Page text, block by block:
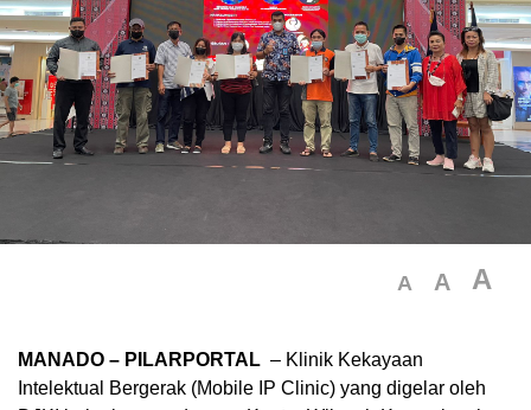
A A A
MANADO – PILARPORTAL – Klinik Kekayaan
Intelektual Bergerak (Mobile IP Clinic) yang digelar oleh